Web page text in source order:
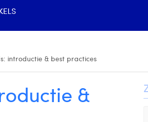
introductie & best practices
&